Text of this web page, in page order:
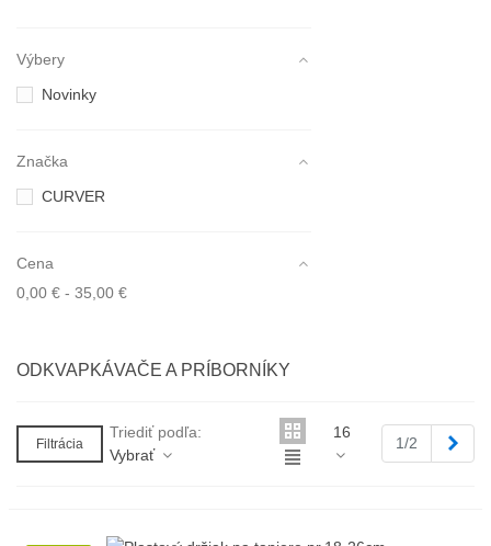
Výbery
Novinky
Značka
CURVER
Cena
0,00 € - 35,00 €
ODKVAPKÁVAČE A PRÍBORNÍKY
Filtrácia
Triediť podľa:
Vybrať
16
1/2